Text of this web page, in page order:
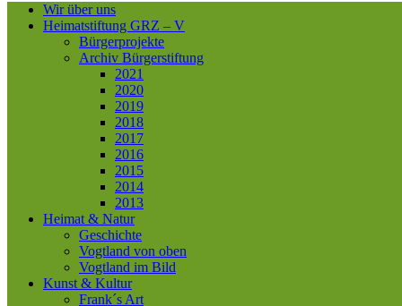
Wir über uns
Heimatstiftung GRZ – V
Bürgerprojekte
Archiv Bürgerstiftung
2021
2020
2019
2018
2017
2016
2015
2014
2013
Heimat & Natur
Geschichte
Vogtland von oben
Vogtland im Bild
Kunst & Kultur
Frank´s Art